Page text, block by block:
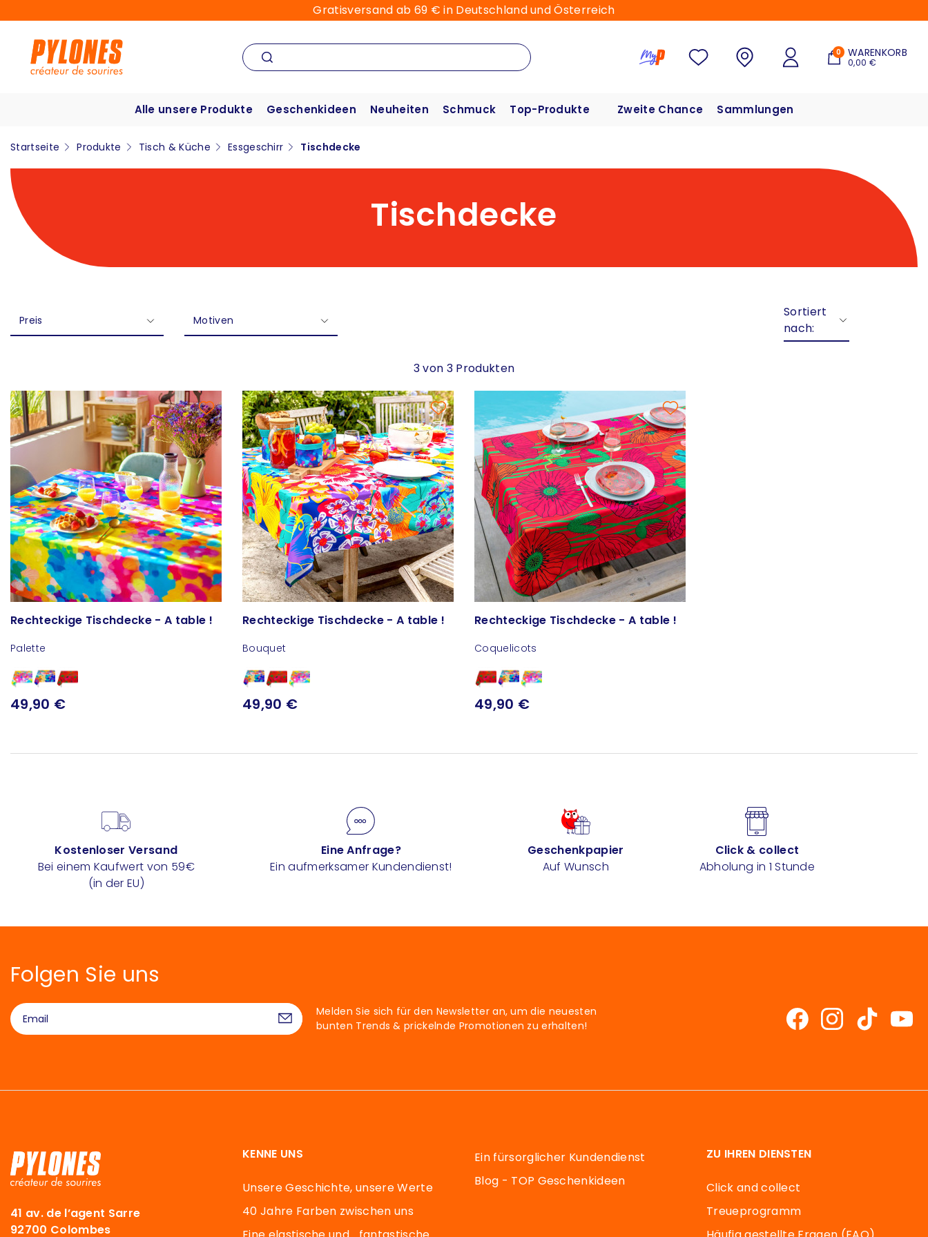
Gratisversand ab 69 € in Deutschland und Österreich
0 WARENKORB
0,00 €
Alle unsere Produkte Geschenkideen Neuheiten Schmuck Top-Produkte Zweite Chance Sammlungen
Startseite Produkte Tisch & Küche Essgeschirr Tischdecke
Tischdecke
Preis Motiven
Sortiert
nach:
3 von 3 Produkten
Rechteckige Tischdecke - A table !
Palette
49,90 €
Rechteckige Tischdecke - A table !
Bouquet
49,90 €
Rechteckige Tischdecke - A table !
Coquelicots
49,90 €
Kostenloser Versand
Bei einem Kaufwert von 59€
(in der EU)
Eine Anfrage?
Ein aufmerksamer Kundendienst!
Geschenkpapier
Auf Wunsch
Click & collect
Abholung in 1 Stunde
Folgen Sie uns
Melden Sie sich für den Newsletter an, um die neuesten
bunten Trends & prickelnde Promotionen zu erhalten!
41 av. de l’agent Sarre
92700 Colombes
KENNE UNS
Unsere Geschichte, unsere Werte
40 Jahre Farben zwischen uns
Ein fürsorglicher Kundendienst
Blog - TOP Geschenkideen
ZU IHREN DIENSTEN
Click and collect
Treueprogramm